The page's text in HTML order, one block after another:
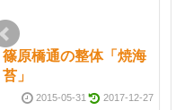
篠原橋通の整体「焼海
苔」
2015-05-31 2017-12-27